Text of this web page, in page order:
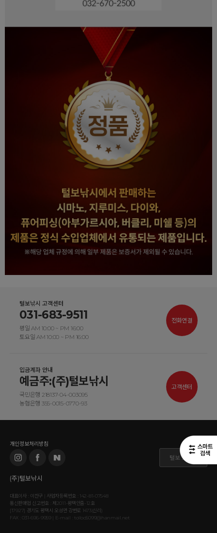
털보낚시 고객센터
031-683-9511
평일 AM 10:00 ~ PM 16:00
토요일 AM 10:00 ~ PM 16:00
전화연결
입금계좌 안내
예금주:(주)털보낚시
국민은행 218137-04-003095
농협은행 355-0015-0770-93
고객센터
개인정보처리방침
털보 도매몰
(주)털보낚시
대표이사 : 이찬구 | 사업자등록번호 : 142-81-07548
통신판매업 신고번호 : 제2011-평택안출-12호
[17927] 경기도 평택시 오성면 강변로 1473(신리)
FAX : 031-696-9959 | E-mail : tolbo5099@hanmail.net